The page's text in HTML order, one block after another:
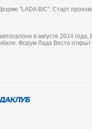
"LADA B/C". Старт
в августе 2014
Форум Лада Веста